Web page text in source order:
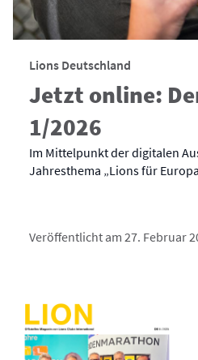
Lions Deutschland
Jetzt online:
1/2026
Im Mittelpunkt der digitalen
Jahresthema „Lions für
Veröffentlicht am 27. Februar